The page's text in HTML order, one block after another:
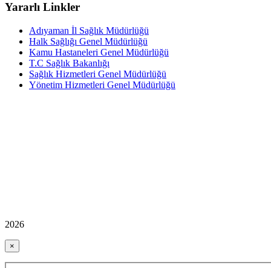
Yararlı Linkler
Adıyaman İl Sağlık Müdürlüğü
Halk Sağlığı Genel Müdürlüğü
Kamu Hastaneleri Genel Müdürlüğü
T.C Sağlık Bakanlığı
Sağlık Hizmetleri Genel Müdürlüğü
Yönetim Hizmetleri Genel Müdürlüğü
2026
×